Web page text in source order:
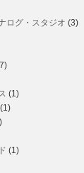
ログ・スタジオ (3)
(1)
(1)
(1)